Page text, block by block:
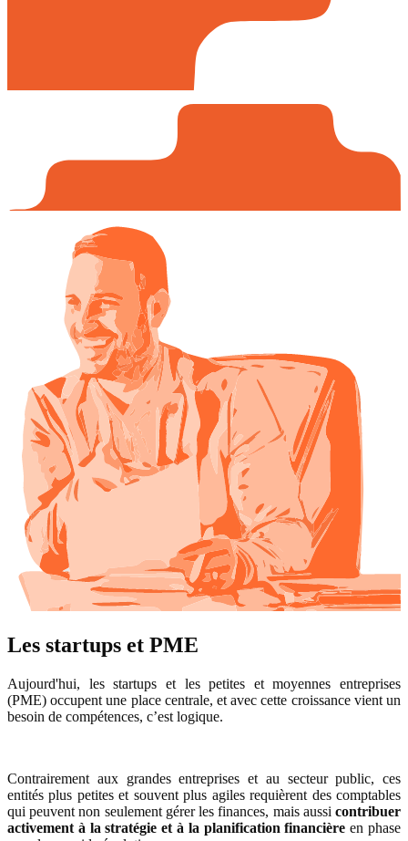
Les startups et PME
Aujourd'hui, les startups et les petites et moyennes entreprises
(PME) occupent une place centrale, et avec cette croissance vient un
besoin de compétences, c’est logique.
Contrairement aux grandes entreprises et au secteur public, ces
entités plus petites et souvent plus agiles requièrent des comptables
qui peuvent non seulement gérer les finances, mais aussi contribuer
activement à la stratégie et à la planification financièreen phase